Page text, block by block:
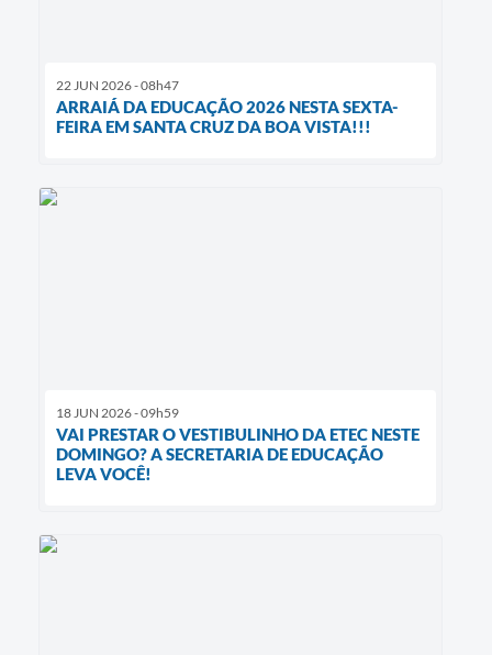
22 JUN 2026 - 08h47
ARRAIÁ DA EDUCAÇÃO 2026 NESTA SEXTA-
FEIRA EM SANTA CRUZ DA BOA VISTA!!!
18 JUN 2026 - 09h59
VAI PRESTAR O VESTIBULINHO DA ETEC NESTE
DOMINGO? A SECRETARIA DE EDUCAÇÃO
LEVA VOCÊ!